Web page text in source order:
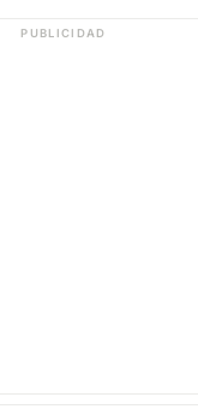
PUBLICIDAD